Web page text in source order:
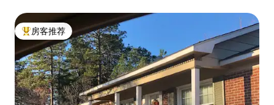
热门「房客推荐」
房客推荐